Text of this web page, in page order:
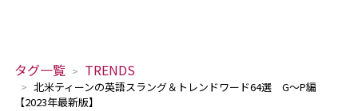
タグ一覧 TRENDS
北米ティーンの英語スラング＆トレンドワード64選 G～P編
【2023年最新版】